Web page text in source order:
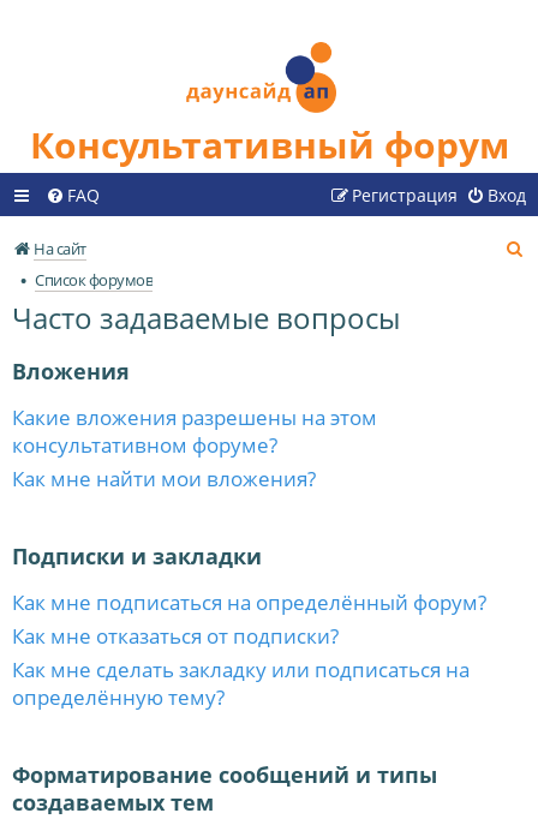
Консультативный форум
FAQ Вход
Регистрация
На сайт
Список форумов
Часто задаваемые вопросы
Вложения
Какие вложения разрешены на этом
консультативном форуме?
Как мне найти мои вложения?
Подписки и закладки
Как мне подписаться на определённый форум?
Как мне отказаться от подписки?
Как мне сделать закладку или подписаться на
определённую тему?
Форматирование сообщений и типы
создаваемых тем